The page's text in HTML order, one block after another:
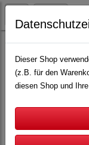
Reifen Ortmann
Dieser Shop
(z.B. für den
diesen Shop und